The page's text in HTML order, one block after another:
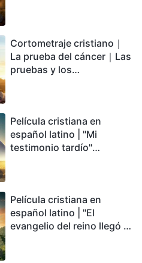
encontrarás refugio?
Cortometraje cristiano｜
La prueba del cáncer｜Las
pruebas y los
Película cristiana en
español latino | "Mi
testimonio tardío"
conmovedor
Película cristiana en
español latino | "El
evangelio del reino llegó a